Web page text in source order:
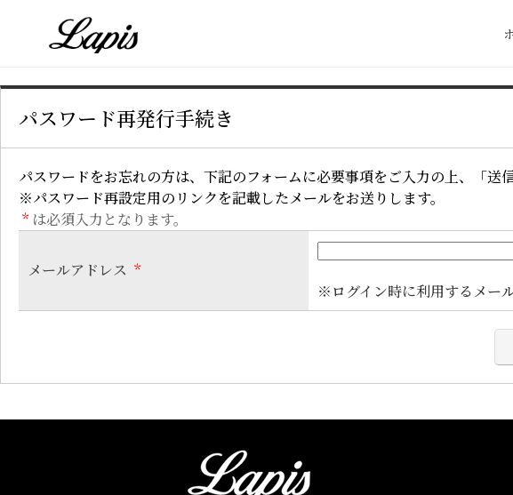
パスワード再発行手続き
パスワードをお忘れの方は、下記のフォームに必要事項をご入力の上、「送
※パスワード再設定用のリンクを記載したメールをお送りします。
* は必須入力となります。
メールアドレス *
※ログイン時に利用するメー